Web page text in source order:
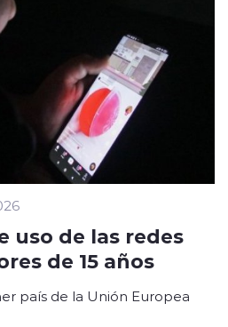
uso de las redes
de 15 años
país de la Unión Europea